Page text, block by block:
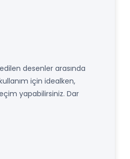
desenler arasında
için idealken,
yapabilirsiniz. Dar